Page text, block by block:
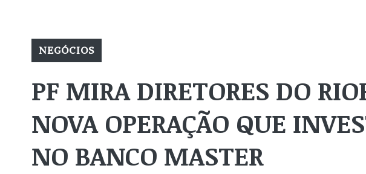
NEGÓCIOS
PF MIRA DIRETORES DO
NOVA OPERAÇÃO QUE
NO BANCO MASTER